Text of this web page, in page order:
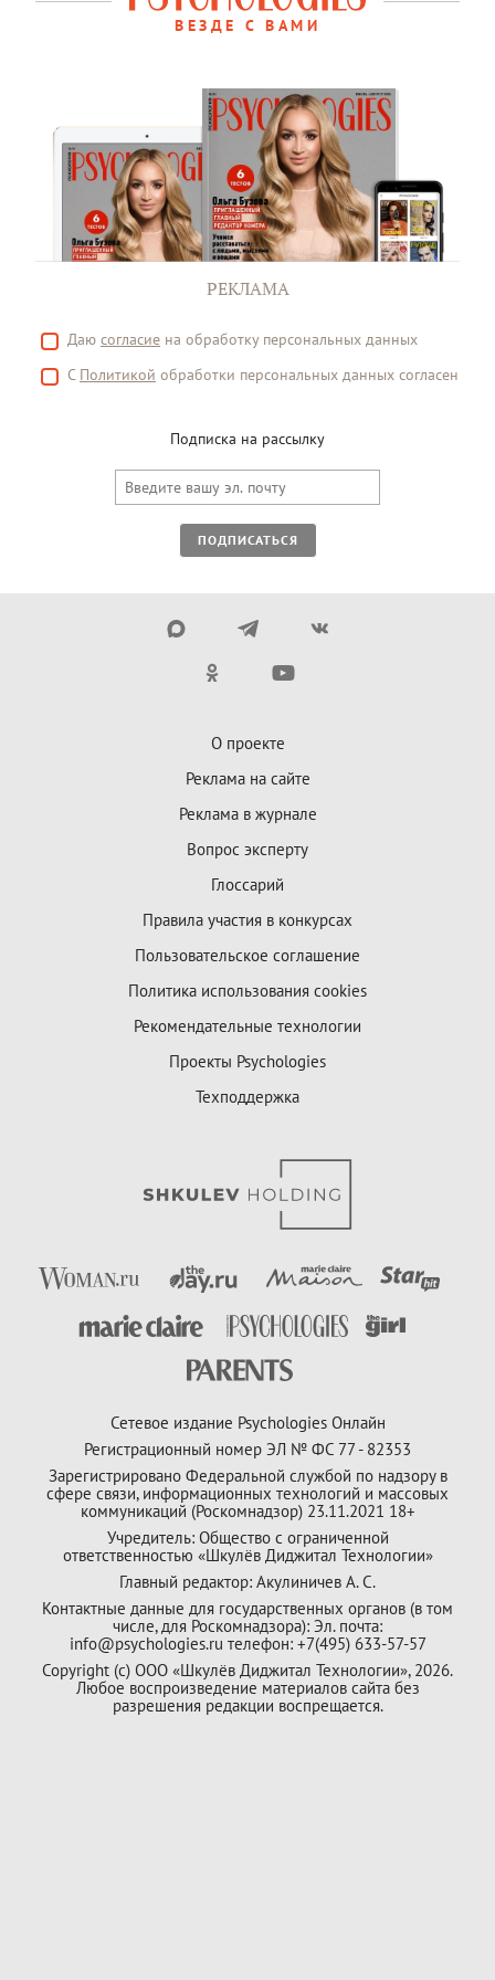
ВЕЗДЕ С ВАМИ
РЕКЛАМА
Даю согласие на обработку персональных данных
С Политикой обработки персональных данных согласен
Подписка на рассылку
ПОДПИСАТЬСЯ
О проекте
Реклама на сайте
Реклама в журнале
Вопрос эксперту
Глоссарий
Правила участия в конкурсах
Пользовательское соглашение
Политика использования cookies
Рекомендательные технологии
Проекты Psychologies
Техподдержка
Сетевое издание Psychologies Онлайн
Регистрационный номер ЭЛ № ФС 77 - 82353
Зарегистрировано Федеральной службой по надзору в
сфере связи, информационных технологий и массовых
коммуникаций (Роскомнадзор) 23.11.2021 18+
Учредитель: Общество с ограниченной
ответственностью «Шкулёв Диджитал Технологии»
Главный редактор: Акулиничев А. С.
Контактные данные для государственных органов (в том
числе, для Роскомнадзора): Эл. почта:
info@psychologies.ru телефон: +7(495) 633-57-57
Copyright (с) ООО «Шкулёв Диджитал Технологии», 2026.
Любое воспроизведение материалов сайта без
разрешения редакции воспрещается.